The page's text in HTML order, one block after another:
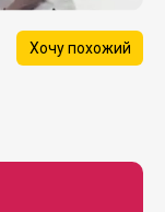
Хочу похожий